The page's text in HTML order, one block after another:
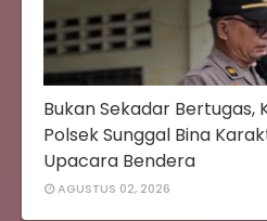
Bukan Sekadar Bertugas,
Polsek Sunggal Bina
Upacara Bendera
AGUSTUS 02, 2026